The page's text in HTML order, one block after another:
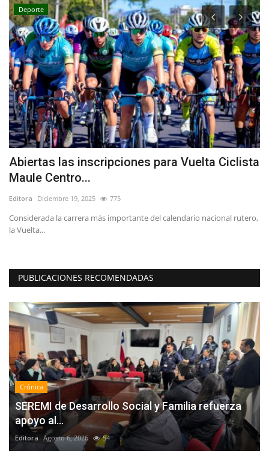
Deporte
Abiertas las inscripciones para Vuelta Ciclista
Maule Centro...
Editora Diciembre 19, 2025 775
Considerada la carrera más importante del calendario nacional rutero,
la Vuelta...
PUBLICACIONES RECOMENDADAS
Crónica
SEREMI de Desarrollo Social y Familia refuerza
apoyo al...
Editora Agosto 6, 2026 54